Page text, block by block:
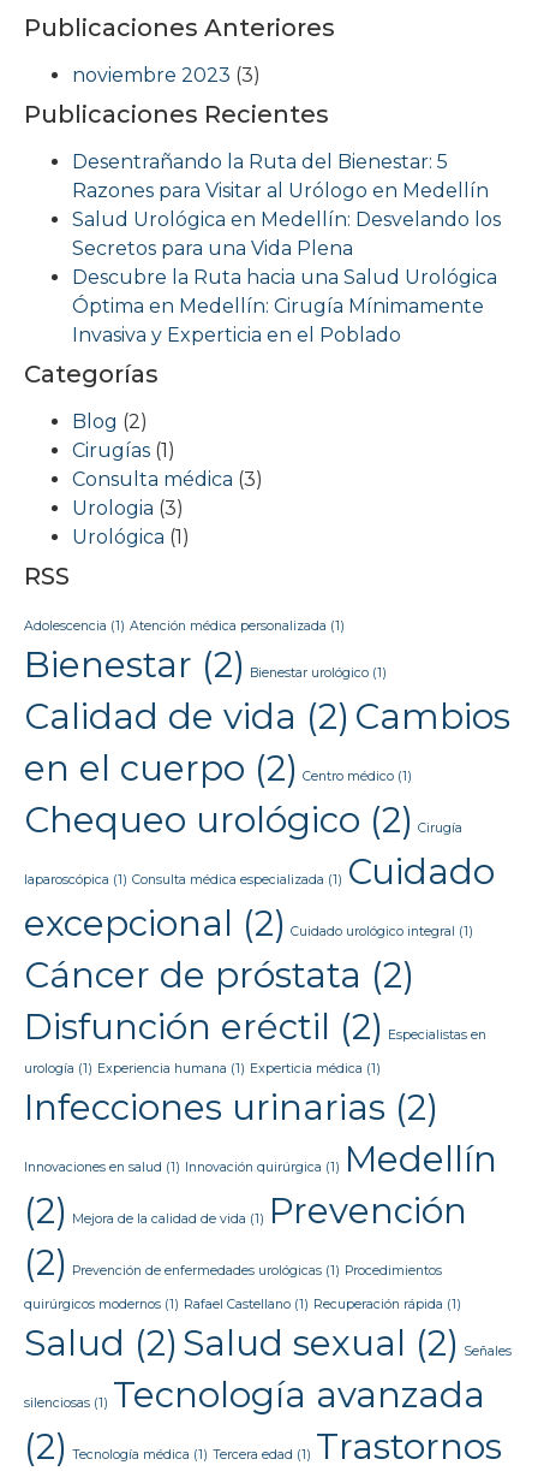
Publicaciones Anteriores
noviembre 2023 (3)
Publicaciones Recientes
Desentrañando la Ruta del Bienestar: 5
Razones para Visitar al Urólogo en Medellín
Salud Urológica en Medellín: Desvelando los
Secretos para una Vida Plena
Descubre la Ruta hacia una Salud Urológica
Óptima en Medellín: Cirugía Mínimamente
Invasiva y Experticia en el Poblado
Categorías
Blog (2)
Cirugías (1)
Consulta médica (3)
Urologia (3)
Urológica (1)
RSS
Adolescencia (1) Atención médica personalizada (1)
Bienestar (2) Bienestar urológico (1)
Calidad de vida (2) Cambios
en el cuerpo (2) Centro médico (1)
Chequeo urológico (2) Cirugía
laparoscópica (1) Consulta médica especializada (1) Cuidado
excepcional (2) Cuidado urológico integral (1)
Cáncer de próstata (2)
Disfunción eréctil (2) Especialistas en
urología (1) Experiencia humana (1) Experticia médica (1)
Infecciones urinarias (2)
Innovaciones en salud (1) Innovación quirúrgica (1)
Medellín
(2)
Mejora de la calidad de vida (1)
Prevención
(2)
Prevención de enfermedades urológicas (1) Procedimientos
quirúrgicos modernos (1) Rafael Castellano (1) Recuperación rápida (1)
Salud (2) Salud sexual (2) Señales
silenciosas (1) Tecnología avanzada
(2) Tecnología médica (1) Tercera edad (1) Trastornos